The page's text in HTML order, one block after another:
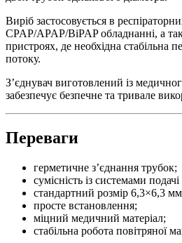
Виріб застосовується в
CPAP/APAP/BiPAP обладнанні, а
пристроях, де необхідна стабільна
потоку.
З’єднувач виготовлений із
забезпечує безпечне та тривале
Переваги
герметичне з’єднання трубок;
сумісність із системами подачі
стандартний розмір 6,3×6,3
просте встановлення;
міцний медичний матеріал;
стабільна робота повітряної